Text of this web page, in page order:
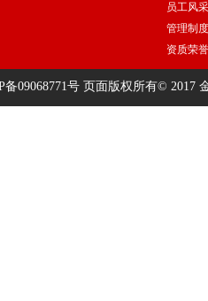
员工风采
管理制度
资质荣誉
09068771号 页面版权所有© 2017